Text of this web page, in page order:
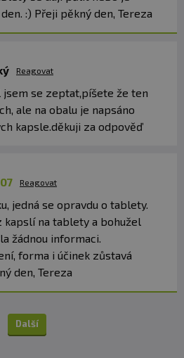
:) Přeji pěkný den, Tereza
Reagovat
se zeptat,píšete že ten
ale na obalu je napsáno
kapsle.děkuji za odpověď
Reagovat
jedná se opravdu o tablety.
na tablety a bohužel
žádnou informaci.
forma i účinek zůstavá
den, Tereza
Další